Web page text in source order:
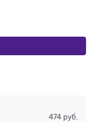
474 руб.